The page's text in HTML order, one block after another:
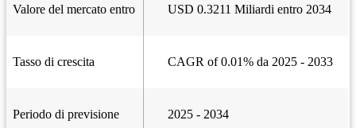
Valore del mercato entro USD 0.3211 Miliardi entro 2034
Tasso di crescita CAGR of 0.01% da 2025 - 2033
Periodo di previsione 2025 - 2034